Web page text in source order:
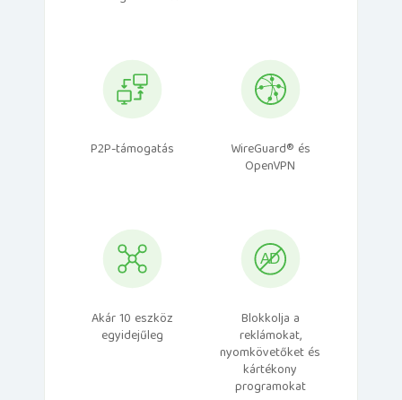
P2P-támogatás WireGuard® és
OpenVPN
Akár 10 eszköz
egyidejűleg
Blokkolja a
reklámokat,
nyomkövetőket és
kártékony
programokat